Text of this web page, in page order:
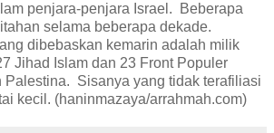
penjara-penjara Israel. Beberapa
selama beberapa dekade.
dibebaskan kemarin adalah milik
Jihad Islam dan 23 Front Populer
Palestina. Sisanya yang tidak terafiliasi
kecil. (haninmazaya/arrahmah.com)